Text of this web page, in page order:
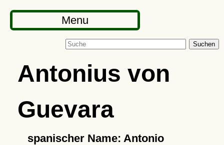
Menu
Suchen
Antonius von
Guevara
spanischer Name: Antonio